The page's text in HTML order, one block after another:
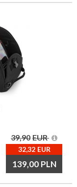
39,90 EUR
32,32 EUR
139,00 PLN